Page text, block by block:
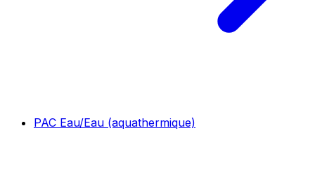
PAC Eau/Eau (aquathermique)